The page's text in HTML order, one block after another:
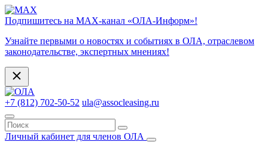
Подпишитесь на МАХ-канал «ОЛА-Информ»!
Узнайте первыми о новостях и событиях в ОЛА, отраслевом
законодательстве, экспертных мнениях!
+7 (812) 702-50-52 ula@assocleasing.ru
Личный кабинет для членов ОЛА